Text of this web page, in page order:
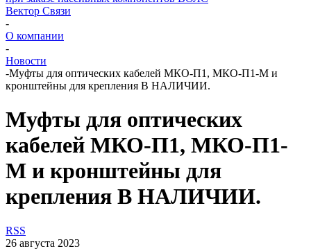
Вектор Связи
-
О компании
-
Новости
-Муфты для оптических кабелей МКО-П1, МКО-П1-М и
кронштейны для крепления В НАЛИЧИИ.
Муфты для оптических
кабелей МКО-П1, МКО-П1-
М и кронштейны для
крепления В НАЛИЧИИ.
RSS
26 августа 2023